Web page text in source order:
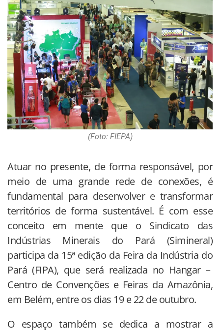
(Foto: FIEPA)
Atuar no presente, de forma responsável, por
meio de uma grande rede de conexões, é
fundamental para desenvolver e transformar
territórios de forma sustentável. É com esse
conceito em mente que o Sindicato das
Indústrias Minerais do Pará (Simineral)
participa da 15ª edição da Feira da Indústria do
Pará (FIPA), que será realizada no Hangar –
Centro de Convenções e Feiras da Amazônia,
em Belém, entre os dias 19 e 22 de outubro.
O espaço também se dedica a mostrar a